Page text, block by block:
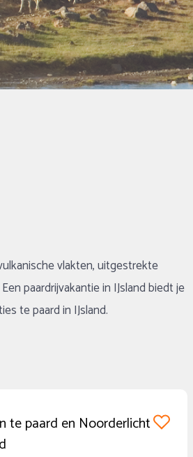
vlakten, uitgestrekte
paardrijvakantie in IJsland biedt je
te paard in IJsland.
te paard en Noorderlicht